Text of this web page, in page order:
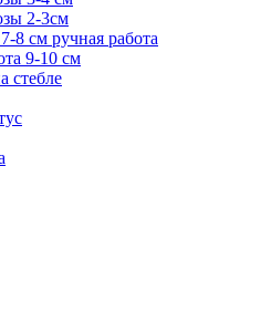
2-3см
8 см ручная работа
9-10 см
стебле